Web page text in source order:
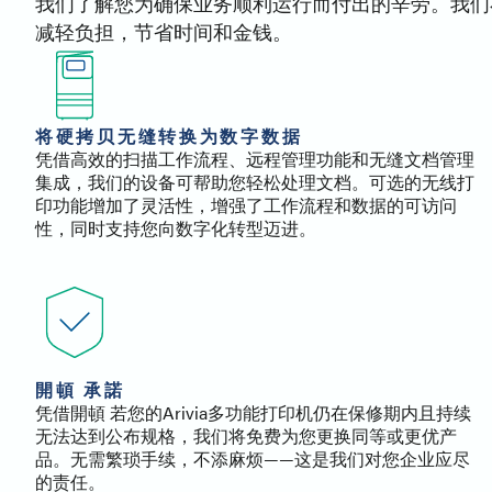
减轻负担，节省时间和金钱。
将硬拷贝无缝转换为数字数据
凭借高效的扫描工作流程、远程管理功能和无缝文档管理
集成，我们的设备可帮助您轻松处理文档。可选的无线打
印功能增加了灵活性，增强了工作流程和数据的可访问
性，同时支持您向数字化转型迈进。
開頓 承諾
凭借開頓 若您的Arivia多功能打印机仍在保修期内且持续
无法达到公布规格，我们将免费为您更换同等或更优产
品。无需繁琐手续，不添麻烦——这是我们对您企业应尽
的责任。